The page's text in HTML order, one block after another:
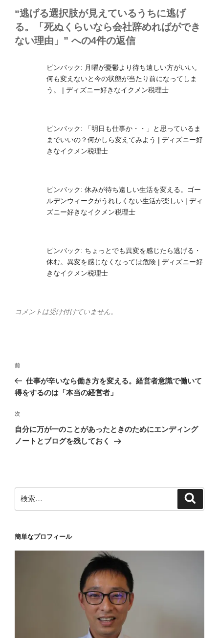
“逃げる選択肢が見えているうちに逃げ
る。「死ぬくらいなら会社辞めればができ
ない理由」” への4件の返信
ピンバック: 月曜が憂鬱より待ち遠しい方がいい。
何も変えないと今の状態が当たり前になってしま
う。 | ディズニー好きなイクメン税理士
ピンバック:
「明日も仕事か・・」と思っているま
までいいの？何かしら変えてみよう | ディズニー好
きなイクメン税理士
ピンバック: 休みが待ち遠しい生活を変える。ゴー
ルデンウィークがうれしくない生活が楽しい | ディ
ズニー好きなイクメン税理士
ピンバック: ちょっとでも異変を感じたら逃げる・
休む。異変を感じなくなっては危険 | ディズニー好
きなイクメン税理士
コメントは受け付けていません。
投
ナ
ゲ
ー
シ
前
の
投
前
仕事が辛いなら働き方を変える。経営者意識で働いて
得をするのは「本当の経営者」
次
の
投
次
自分に万が一のことがあったときのためにエンディング
ノートとブログを残しておく
索:
簡単なプロフィール